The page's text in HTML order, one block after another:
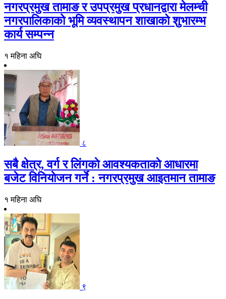
नगरप्रमुख तामाङ र उपप्रमुख प्रधानद्वारा मेलम्ची
नगरपालिकाको भूमि व्यवस्थापन शाखाको शुभारम्भ
कार्य सम्पन्न
१ महिना अघि
८
सबै क्षेत्र, वर्ग र लिंगकाे आवश्यकताकाे आधारमा
बजेट विनियाेजन गर्ने : नगरप्रमुख आइतमान तामाङ
१ महिना अघि
९